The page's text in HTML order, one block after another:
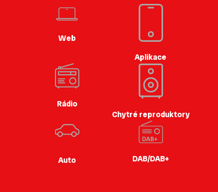
Web
Aplikace
Rádio
Chytré reproduktory
Auto DAB/DAB+